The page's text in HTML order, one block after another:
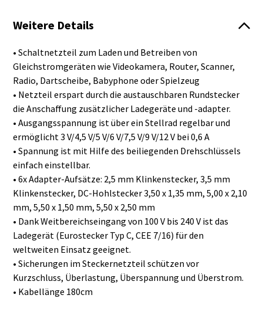
Weitere Details
• Schaltnetzteil zum Laden und Betreiben von
Gleichstromgeräten wie Videokamera, Router, Scanner,
Radio, Dartscheibe, Babyphone oder Spielzeug
• Netzteil erspart durch die austauschbaren Rundstecker
die Anschaffung zusätzlicher Ladegeräte und -adapter.
• Ausgangsspannung ist über ein Stellrad regelbar und
ermöglicht 3 V/4,5 V/5 V/6 V/7,5 V/9 V/12 V bei 0,6 A
• Spannung ist mit Hilfe des beiliegenden Drehschlüssels
einfach einstellbar.
• 6x Adapter-Aufsätze: 2,5 mm Klinkenstecker, 3,5 mm
Klinkenstecker, DC-Hohlstecker 3,50 x 1,35 mm, 5,00 x 2,10
mm, 5,50 x 1,50 mm, 5,50 x 2,50 mm
• Dank Weitbereichseingang von 100 V bis 240 V ist das
Ladegerät (Eurostecker Typ C, CEE 7/16) für den
weltweiten Einsatz geeignet.
• Sicherungen im Steckernetzteil schützen vor
Kurzschluss, Überlastung, Überspannung und Überstrom.
• Kabellänge 180cm